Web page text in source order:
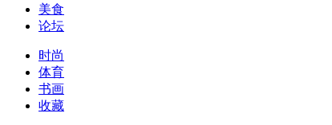
美食
论坛
时尚
体育
书画
收藏